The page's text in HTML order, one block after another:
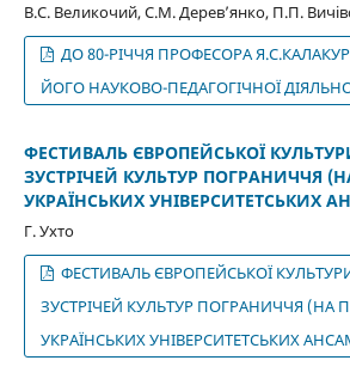
В.С. Великочий, С.М. Дерев’янко, П.П.
ДО 80-РІЧЧЯ ПРОФЕСОРА
ЙОГО НАУКОВО-ПЕДАГОГІЧНОЇ
ФЕСТИВАЛЬ ЄВРОПЕЙСЬКОЇ
ЗУСТРІЧЕЙ КУЛЬТУР ПОГРАНИЧЧЯ
УКРАЇНСЬКИХ УНІВЕРСИТЕТСЬКИХ
Г. Ухто
ФЕСТИВАЛЬ ЄВРОПЕЙСЬКОЇ
ЗУСТРІЧЕЙ КУЛЬТУР ПОГРАНИЧЧЯ (НА
УКРАЇНСЬКИХ УНІВЕРСИТЕТСЬКИХ